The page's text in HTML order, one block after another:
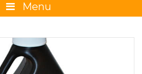
Menu
La boutique
et évènements